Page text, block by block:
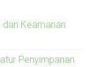
Keamanan
Penyimpanan